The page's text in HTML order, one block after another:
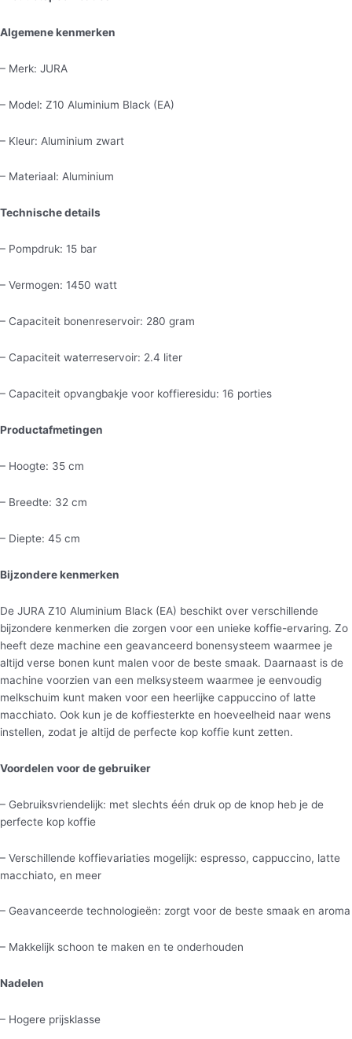
Algemene kenmerken
– Merk: JURA
– Model: Z10 Aluminium Black (EA)
– Kleur: Aluminium zwart
– Materiaal: Aluminium
Technische details
– Pompdruk: 15 bar
– Vermogen: 1450 watt
– Capaciteit bonenreservoir: 280 gram
– Capaciteit waterreservoir: 2.4 liter
– Capaciteit opvangbakje voor koffieresidu: 16 porties
Productafmetingen
– Hoogte: 35 cm
– Breedte: 32 cm
– Diepte: 45 cm
Bijzondere kenmerken
De JURA Z10 Aluminium Black (EA) beschikt over verschillende
bijzondere kenmerken die zorgen voor een unieke koffie-ervaring. Zo
heeft deze machine een geavanceerd bonensysteem waarmee je
altijd verse bonen kunt malen voor de beste smaak. Daarnaast is de
machine voorzien van een melksysteem waarmee je eenvoudig
melkschuim kunt maken voor een heerlijke cappuccino of latte
macchiato. Ook kun je de koffiesterkte en hoeveelheid naar wens
instellen, zodat je altijd de perfecte kop koffie kunt zetten.
Voordelen voor de gebruiker
– Gebruiksvriendelijk: met slechts één druk op de knop heb je de
perfecte kop koffie
– Verschillende koffievariaties mogelijk: espresso, cappuccino, latte
macchiato, en meer
– Geavanceerde technologieën: zorgt voor de beste smaak en aroma
– Makkelijk schoon te maken en te onderhouden
Nadelen
– Hogere prijsklasse